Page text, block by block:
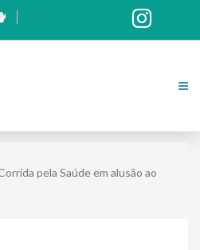
pela Saúde em alusão ao